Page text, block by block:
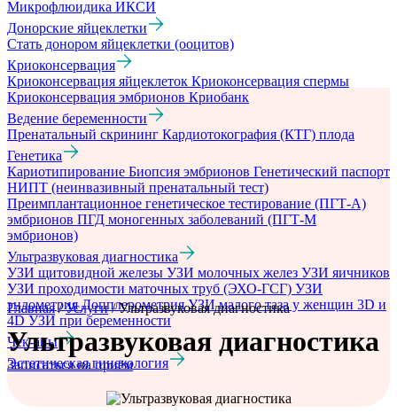
Микрофлюидика ИКСИ
Донорские яйцеклетки
Стать донором яйцеклетки (ооцитов)
Криоконсервация
Криоконсервация яйцеклеток Криоконсервация спермы
Криоконсервация эмбрионов Криобанк
Ведение беременности
Пренатальный скрининг Кардиотокография (КТГ) плода
Генетика
Кариотипирование Биопсия эмбрионов Генетический паспорт
НИПТ (неинвазивный пренатальный тест)
Преимплантационное генетическое тестирование (ПГТ-А)
эмбрионов ПГД моногенных заболеваний (ПГТ-М
эмбрионов)
Ультразвуковая диагностика
УЗИ щитовидной железы УЗИ молочных желез УЗИ яичников
УЗИ проходимости маточных труб (ЭХО-ГСГ) УЗИ
эндометрияДопплерометрияУЗИ малого таза у женщин 3D и
4D УЗИ при беременности
Чек-апы
Эстетическая гинекология
Главная /Услуги /Ультразвуковая диагностика
Ультразвуковая диагностика
Записаться на приём